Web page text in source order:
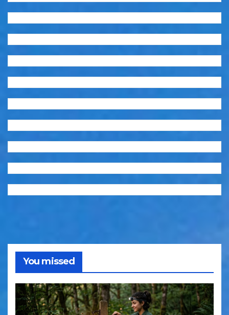
You missed